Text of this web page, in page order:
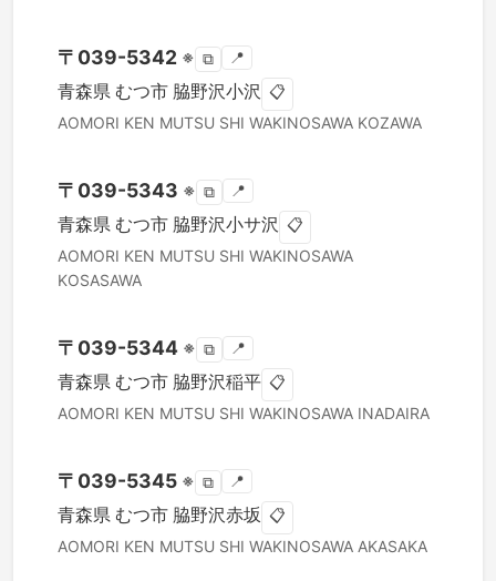
〒 039-5342 ※ ⧉ 📍
青森県 むつ市 脇野沢小沢 📋
AOMORI KEN MUTSU SHI WAKINOSAWA KOZAWA
〒 039-5343 ※ ⧉ 📍
青森県 むつ市 脇野沢小サ沢 📋
AOMORI KEN MUTSU SHI WAKINOSAWA
KOSASAWA
〒 039-5344 ※ ⧉ 📍
青森県 むつ市 脇野沢稲平 📋
AOMORI KEN MUTSU SHI WAKINOSAWA INADAIRA
〒 039-5345 ※ ⧉ 📍
青森県 むつ市 脇野沢赤坂 📋
AOMORI KEN MUTSU SHI WAKINOSAWA AKASAKA